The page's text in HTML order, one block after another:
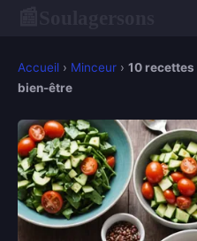
Accueil › Minceur › 10
bien-être